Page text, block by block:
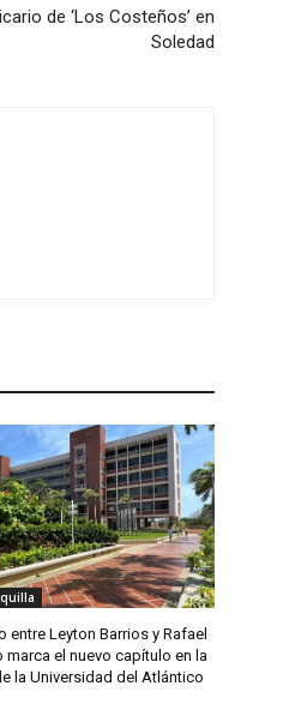
de ‘Los Costeños’ en
Soledad
entre Leyton Barrios y Rafael
marca el nuevo capítulo en la
la Universidad del Atlántico